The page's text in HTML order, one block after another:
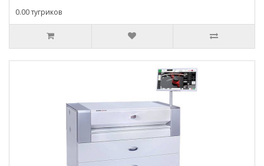
0.00 тугриков